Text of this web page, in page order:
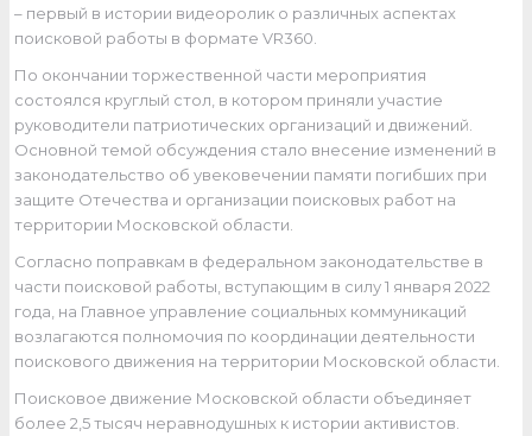
– первый в истории видеоролик о различных аспектах
поисковой работы в формате VR360.
По окончании торжественной части мероприятия
состоялся круглый стол, в котором приняли участие
руководители патриотических организаций и движений.
Основной темой обсуждения стало внесение изменений в
законодательство об увековечении памяти погибших при
защите Отечества и организации поисковых работ на
территории Московской области.
Согласно поправкам в федеральном законодательстве в
части поисковой работы, вступающим в силу 1 января 2022
года, на Главное управление социальных коммуникаций
возлагаются полномочия по координации деятельности
поискового движения на территории Московской области.
Поисковое движение Московской области объединяет
более 2,5 тысяч неравнодушных к истории активистов.